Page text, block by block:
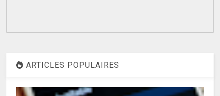
ARTICLES POPULAIRES